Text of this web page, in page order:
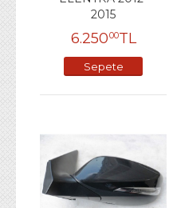
2015
6.25000TL
Sepete